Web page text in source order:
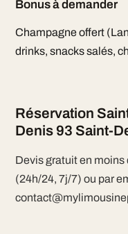
Bonus à demander
Champagne offert
drinks, snacks salés,
Réservation
Denis 93 Saint-
Devis gratuit en moins
(24h/24, 7j/7) ou par